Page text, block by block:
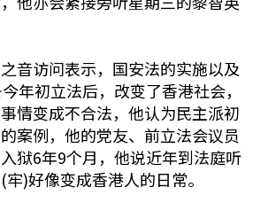
音访问表示，国安法的实施以及
年初立法后，改变了香港社会，
情变成不合法，他认为民主派初
案例，他的党友、前立法会议员
狱6年9个月，他说近年到法庭听
)好像变成香港人的日常。